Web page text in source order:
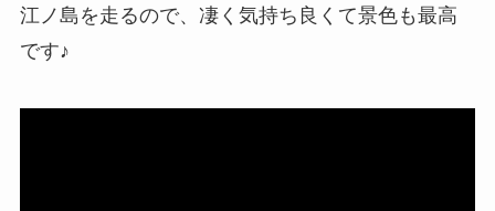
江ノ島を走るので、凄く気持ち良くて景色も最高
です♪